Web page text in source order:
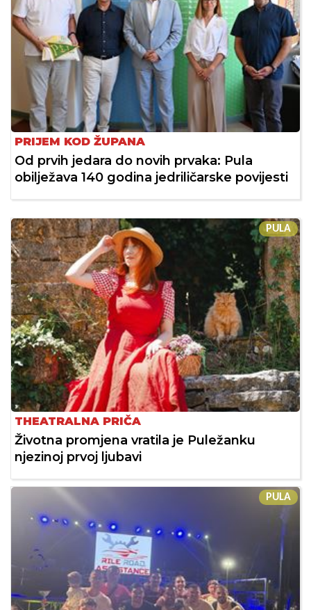
PRIJEM KOD ŽUPANA
Od prvih jedara do novih prvaka: Pula
obilježava 140 godina jedriličarske povijesti
PULA
THEATRALNA PRIČA
Životna promjena vratila je Puležanku
njezinoj prvoj ljubavi
PULA